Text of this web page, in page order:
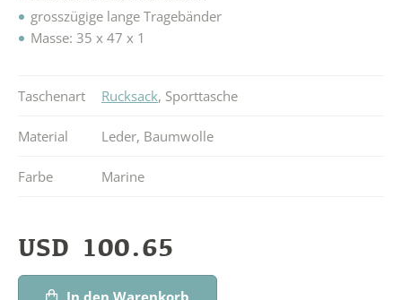
grosszügige lange Tragebänder
Masse: 35 x 47 x 1
Taschenart Rucksack, Sporttasche
Material Leder, Baumwolle
Farbe Marine
USD 100.65
In den Warenkorb